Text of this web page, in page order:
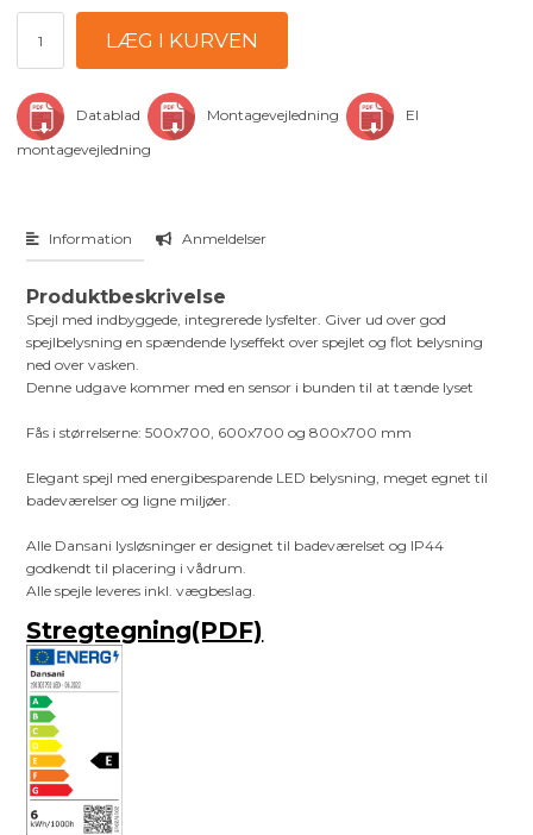
Datablad Montagevejledning
El
montagevejledning
Information Anmeldelser
Produktbeskrivelse
Spejl med indbyggede, integrerede lysfelter. Giver ud over god
spejlbelysning en spændende lyseffekt over spejlet og flot belysning
ned over vasken.
Denne udgave kommer med en sensor i bunden til at tænde lyset
Fås i størrelserne: 500x700, 600x700 og 800x700 mm
Elegant spejl med energibesparende LED belysning, meget egnet til
badeværelser og ligne miljøer.
Alle Dansani lysløsninger er designet til badeværelset og IP44
godkendt til placering i vådrum.
Alle spejle leveres inkl. vægbeslag.
Stregtegning(PDF)